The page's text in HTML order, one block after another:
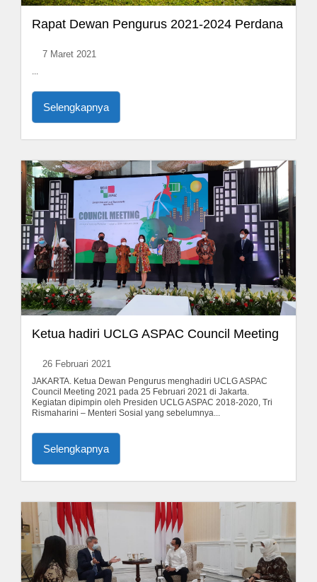
Rapat Dewan Pengurus 2021-2024 Perdana
7 Maret 2021
...
Selengkapnya
Ketua hadiri UCLG ASPAC Council Meeting
26 Februari 2021
JAKARTA. Ketua Dewan Pengurus menghadiri UCLG ASPAC
Council Meeting 2021 pada 25 Februari 2021 di Jakarta.
Kegiatan dipimpin oleh Presiden UCLG ASPAC 2018-2020, Tri
Rismaharini – Menteri Sosial yang sebelumnya...
Selengkapnya